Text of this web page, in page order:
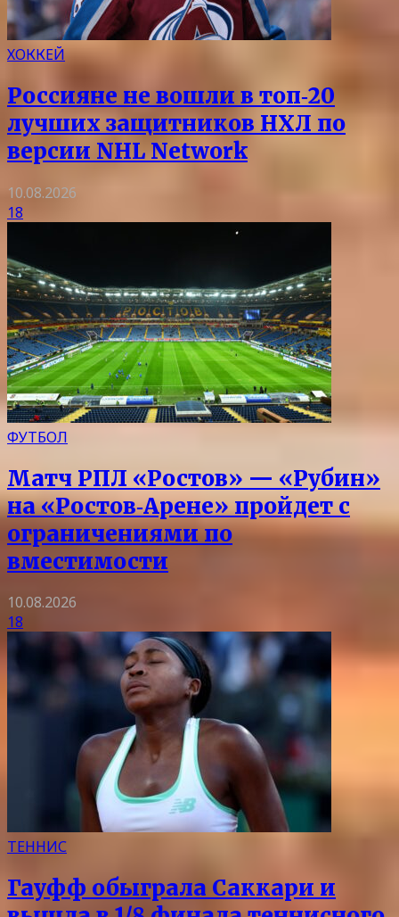
ХОККЕЙ
Россияне не вошли в топ‑20
лучших защитников НХЛ по
версии NHL Network
10.08.2026
18
ФУТБОЛ
Матч РПЛ «Ростов» — «Рубин»
на «Ростов‑Арене» пройдет с
ограничениями по
вместимости
10.08.2026
18
ТЕННИС
Гауфф обыграла Саккари и